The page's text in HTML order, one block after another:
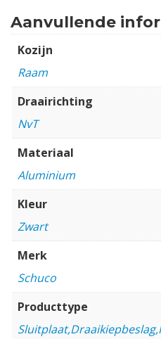
Aanvullende
Kozijn
Raam
Draairichting
NvT
Materiaal
Aluminium
Kleur
Zwart
Merk
Schuco
Producttype